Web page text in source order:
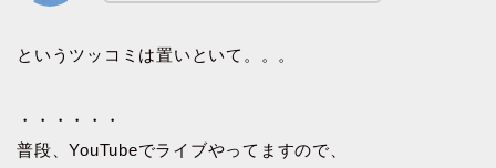
というツッコミは置いといて。。。
・・・・・・
普段、YouTubeでライブやってますので、